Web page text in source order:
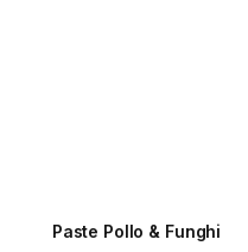
Paste Pollo & Funghi